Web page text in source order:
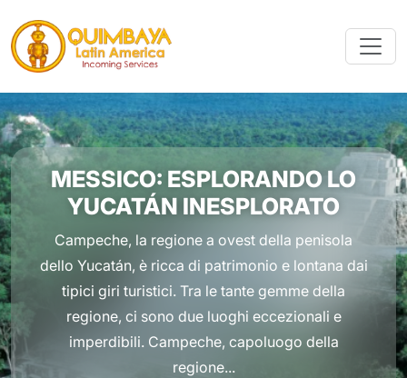
MESSICO: ESPLORANDO LO
YUCATÁN INESPLORATO
Campeche, la regione a ovest della penisola
dello Yucatán, è ricca di patrimonio e lontana dai
tipici giri turistici. Tra le tante gemme della
regione, ci sono due luoghi eccezionali e
imperdibili. Campeche, capoluogo della
regione...